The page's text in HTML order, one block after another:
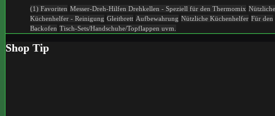
(1) Favoriten Messer-Dreh-Hilfen Drehkellen - Speziell für den Thermomix Nützliche
Küchenhelfer - Reinigung Gleitbrett Aufbewahrung Nützliche Küchenhelfer Für den
Backofen Tisch-Sets/Handschuhe/Topflappen uvm.
Shop Tip